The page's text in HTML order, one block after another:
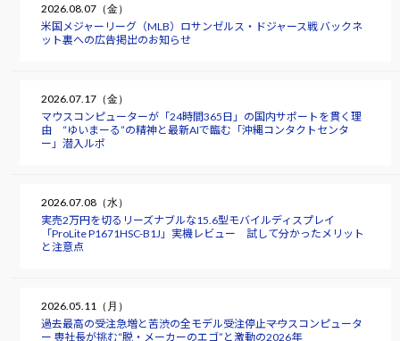
2026.08.07（金）
米国メジャーリーグ（MLB）ロサンゼルス・ドジャース戦 バックネ
ット裏への広告掲出のお知らせ
2026.07.17（金）
マウスコンピューターが「24時間365日」の国内サポートを貫く理
由 “ゆいまーる”の精神と最新AIで臨む「沖縄コンタクトセンタ
ー」潜入ルポ
2026.07.08（水）
実売2万円を切るリーズナブルな15.6型モバイルディスプレイ
「ProLite P1671HSC-B1J」実機レビュー 試して分かったメリット
と注意点
2026.05.11（月）
過去最高の受注急増と苦渋の全モデル受注停止――マウスコンピュータ
ー 軣社長が挑む“脱・メーカーのエゴ”と激動の2026年